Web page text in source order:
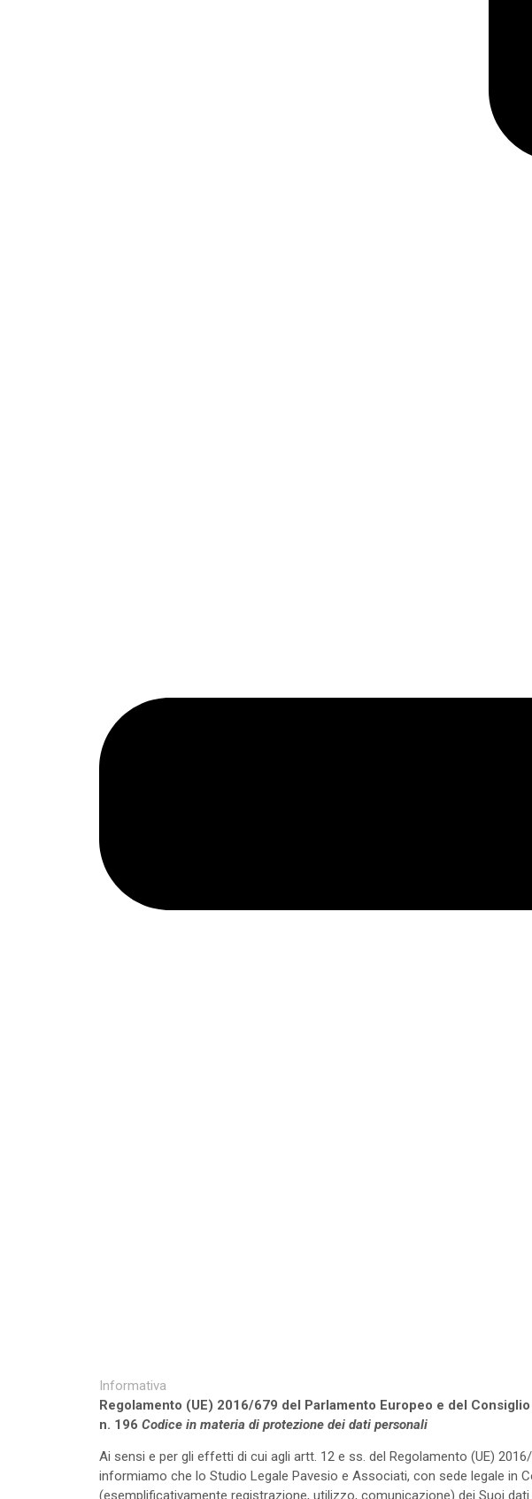
Informativa
Regolamento (UE) 2016/679 del Parlamento Europeo e del
n. 196 Codice in materia di protezione dei dati personali
Ai sensi e per gli effetti di cui agli artt. 12 e ss. del Regolamento (UE)
informiamo che lo Studio Legale Pavesio e Associati, con sede legale in
(esemplificativamente registrazione, utilizzo, comunicazione) dei Suoi